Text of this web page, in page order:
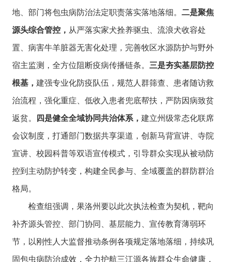
地、部门将包虫病防治法定职责落实落地落细。 二是聚焦
源头综合管控， 从严落实家犬拴养驱虫、流浪犬收容处
置、病害牛羊脏器无害化处理，完善牧区水源防护与野外
宿主监测，全方位阻断疫病传播链条。 三是夯实基层防控
根基， 建强专业化防疫队伍，规范人群筛查、患者随访救
治流程，强化重症、低收入患者兜底帮扶，严防因病致贫
返贫。 四是健全全域协同共治体系， 建立州级常态化联席
会议制度，打通部门数据共享渠道，创新马背宣讲、寺院
宣讲、校园科普等双语宣传模式，引导群众实现从被动防
控到主动防护转变，构建全民参与、全域覆盖的群防群治
格局。
检查组强调，果洛州要以此次执法检查为契机，靶向
补齐源头管控、部门协同、基层能力、宣传教育薄弱环
节，以刚性人大监督推动条例各项规定落地落细，持续巩
固包虫病防治成效，全力护航三江源各族群众生命健康，